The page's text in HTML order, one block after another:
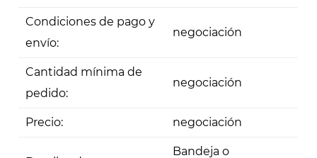
Condiciones de pago y
envío:
negociación
Cantidad mínima de
pedido:
negociación
Precio: negociación
Bandeja o